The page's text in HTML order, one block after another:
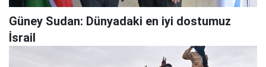
Güney Sudan: Dünyadaki en iyi dostumuz
İsrail